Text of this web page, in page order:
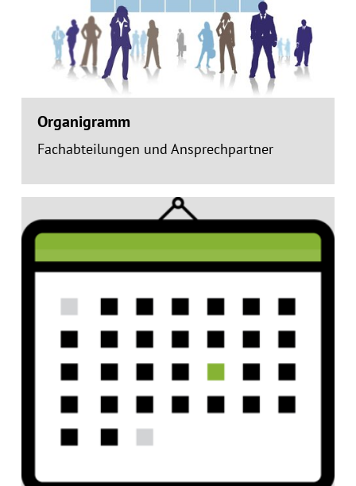
Organigramm
Fachabteilungen und Ansprechpartner